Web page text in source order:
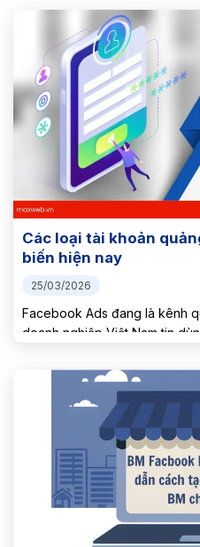
phương pháp thu thập...
25/03/2026
Các loại tài khoản
biến hiện nay
Facebook Ads đang là kênh
doanh nghiệp Việt Nam tin
có. Trong bài viết này,